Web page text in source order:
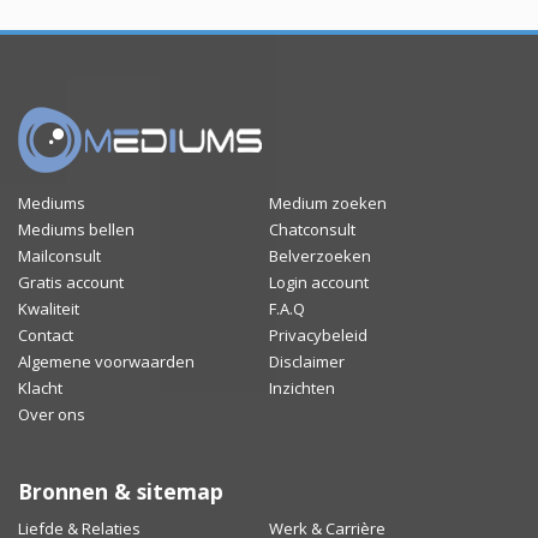
Mediums
Medium zoeken
Mediums bellen
Chatconsult
Mailconsult
Belverzoeken
Gratis account
Login account
Kwaliteit
F.A.Q
Contact
Privacybeleid
Algemene voorwaarden
Disclaimer
Klacht
Inzichten
Over ons
Bronnen & sitemap
Liefde & Relaties Werk & Carrière